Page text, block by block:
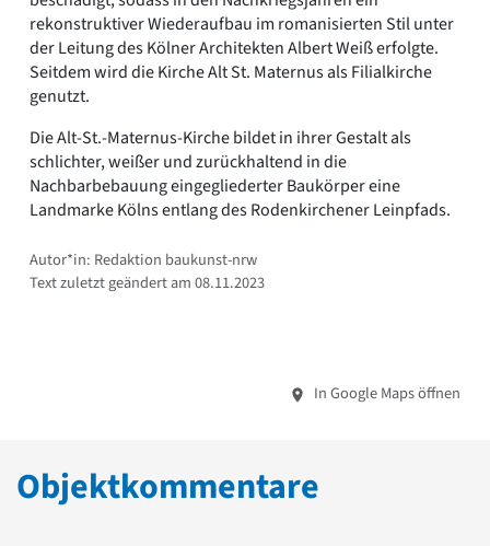
rekonstruktiver Wiederaufbau im romanisierten Stil unter
der Leitung des Kölner Architekten Albert Weiß erfolgte.
Seitdem wird die Kirche Alt St. Maternus als Filialkirche
genutzt.
Die Alt-St.-Maternus-Kirche bildet in ihrer Gestalt als
schlichter, weißer und zurückhaltend in die
Nachbarbebauung eingegliederter Baukörper eine
Landmarke Kölns entlang des Rodenkirchener Leinpfads.
Autor*in: Redaktion baukunst-nrw
Text zuletzt geändert am 08.11.2023
In Google Maps öffnen
Objektkommentare